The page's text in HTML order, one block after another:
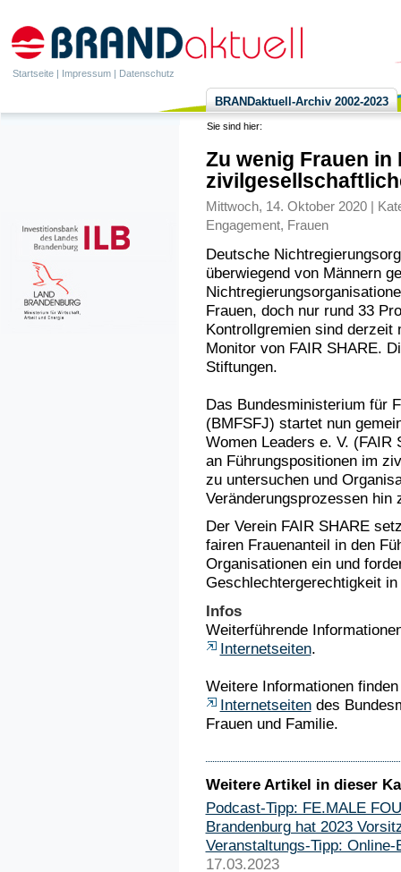
Startseite | Impressum | Datenschutz
BRANDaktuell-Archiv 2002-2023
Sie sind hier:
Zu wenig Frauen
Mittwoch, 14. Oktober 2020 |
Engagement, Frauen
Deutsche
überwiegend von Männern
Frauen, doch nur rund 33
Kontrollgremien sind
Monitor von FAIR SHARE.
Stiftungen.
Das Bundesministerium für
(BMFSFJ) startet nun
Women Leaders e. V. (FAIR
an Führungspositionen im
zu untersuchen und
Veränderungsprozessen
Der Verein FAIR SHARE
fairen Frauenanteil in den
Organisationen ein und
Geschlechtergerechtigkeit
Infos
Weiterführende
Internetseiten.
Weitere Informationen
Internetseitendes
Frauen und Familie.
Weitere Artikel in dieser
Podcast-Tipp: FE.MALE
Brandenburg hat 2023
Veranstaltungs-Tipp:
17.03.2023